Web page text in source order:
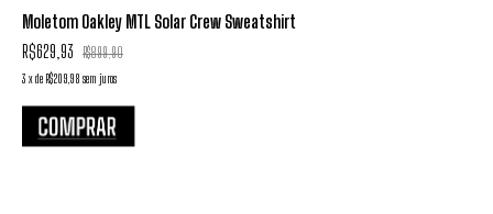
Moletom Oakley MTL Solar Crew Sweatshirt
R$629,93 R$899,90
3 xde R$209,98 sem juros